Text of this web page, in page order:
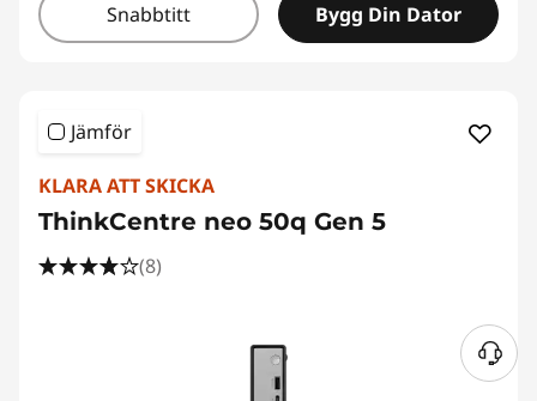
Snabbtitt Bygg Din Dator
Jämför
KLARA ATT SKICKA
ThinkCentre neo 50q Gen 5
(8)